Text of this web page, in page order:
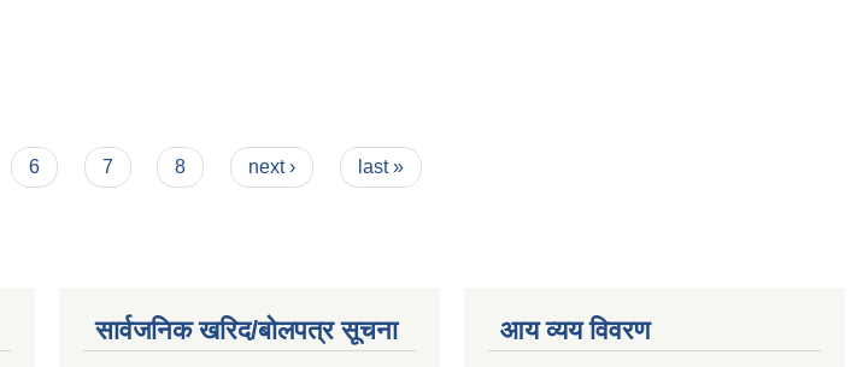
6 7 8 next › last »
सार्वजनिक खरिद/बोलपत्र सूचना आय व्यय विवरण